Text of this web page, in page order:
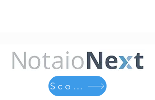
Scopri